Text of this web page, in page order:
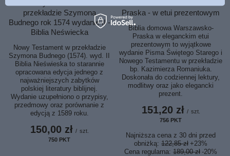
przekładzie Szymona
Budnego rok 1574 wydanie II -
Biblia Neświecka
Nowy Testament w przekładzie
Szymona Budnego (1574). wyd. II
Biblia Nieświeska to starannie
opracowana edycja jednego z
najważniejszych zabytków
polskiej literatury biblijnej.
Wydanie uzupełniono o przypisy,
przedmowy oraz porównanie z
edycją z 1589 roku.
150,00 zł / szt.
750 PKT
Praska - w etui prezentowym
Biblia domowa Warszawsko-
Praska w eleganckim etui
prezentowym to wyjątkowe
wydanie Pisma Świętego Starego i
Nowego Testamentu w przekładzie
bp. Kazimierza Romaniuka.
Doskonała do codziennej lektury,
modlitwy oraz jako elegancki
prezent.
151,20 zł / szt.
756 PKT
Najniższa cena z 30 dni przed
obniżką: 122,85 zł +23%
Cena regularna: 189,00 zł -20%